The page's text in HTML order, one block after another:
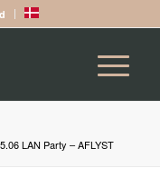
LAN Party – AFLYST